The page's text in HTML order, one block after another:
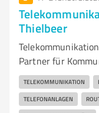
Thielbeer
Partner für
TELEKOMMUNIKATION
TELEFONANLAGEN